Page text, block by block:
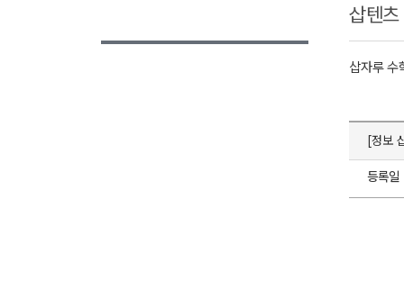
삽텐츠
삽자루 수
[정보
등록일